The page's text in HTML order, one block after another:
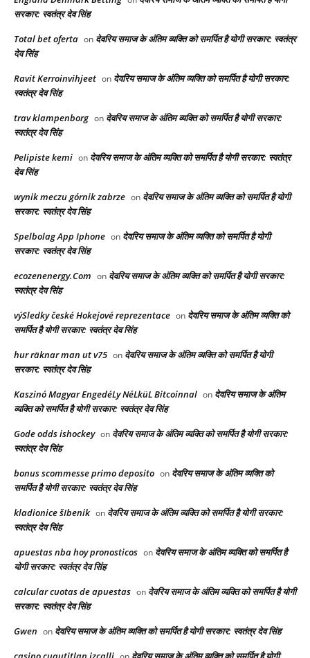
सरकार: स्वतंत्र देव सिंह
Total bet oferta on देवरिय समाज के अंतिम व्यक्ति को समर्पित है योगी सरकार: स्वतंत्र
देव सिंह
Ravit Kerroinvihjeet on देवरिय समाज के अंतिम व्यक्ति को समर्पित है योगी सरकार:
स्वतंत्र देव सिंह
trav klampenborg on देवरिय समाज के अंतिम व्यक्ति को समर्पित है योगी सरकार:
स्वतंत्र देव सिंह
Pelipiste kemi on देवरिय समाज के अंतिम व्यक्ति को समर्पित है योगी सरकार: स्वतंत्र
देव सिंह
wynik meczu górnik zabrze on देवरिय समाज के अंतिम व्यक्ति को समर्पित है योगी
सरकार: स्वतंत्र देव सिंह
Spelbolag App Iphone on देवरिय समाज के अंतिम व्यक्ति को समर्पित है योगी
सरकार: स्वतंत्र देव सिंह
ecozenenergy.Com on देवरिय समाज के अंतिम व्यक्ति को समर्पित है योगी सरकार:
स्वतंत्र देव सिंह
výSledky české Hokejové reprezentace on देवरिय समाज के अंतिम व्यक्ति को
समर्पित है योगी सरकार: स्वतंत्र देव सिंह
hur räknar man ut v75 on देवरिय समाज के अंतिम व्यक्ति को समर्पित है योगी
सरकार: स्वतंत्र देव सिंह
Kaszinó Magyar EngedéLy NéLküL Bitcoinnal on देवरिय समाज के अंतिम
व्यक्ति को समर्पित है योगी सरकार: स्वतंत्र देव सिंह
Gode odds ishockey on देवरिय समाज के अंतिम व्यक्ति को समर्पित है योगी सरकार:
स्वतंत्र देव सिंह
bonus scommesse primo deposito on देवरिय समाज के अंतिम व्यक्ति को
समर्पित है योगी सरकार: स्वतंत्र देव सिंह
kladionice šIbenik on देवरिय समाज के अंतिम व्यक्ति को समर्पित है योगी सरकार:
स्वतंत्र देव सिंह
apuestas nba hoy pronosticos on देवरिय समाज के अंतिम व्यक्ति को समर्पित है
योगी सरकार: स्वतंत्र देव सिंह
calcular cuotas de apuestas on देवरिय समाज के अंतिम व्यक्ति को समर्पित है योगी
सरकार: स्वतंत्र देव सिंह
Gwen on देवरिय समाज के अंतिम व्यक्ति को समर्पित है योगी सरकार: स्वतंत्र देव सिंह